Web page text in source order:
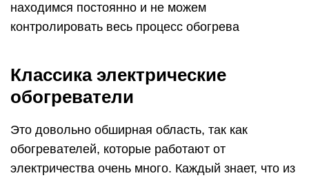
находимся постоянно и не можем
контролировать весь процесс обогрева
Классика электрические
обогреватели
Это довольно обширная область, так как
обогревателей, которые работают от
электричества очень много. Каждый знает, что из